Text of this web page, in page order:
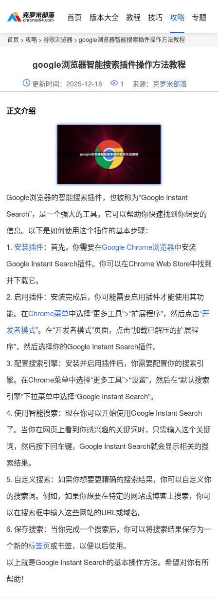
首页 版本大全 教程 技巧 攻略 专题
首页 > 攻略 > 谷歌浏览器 > google浏览器智能搜索插件操作方法教程
google浏览器智能搜索插件操作方法教程
更新时间：2025-12-18 1 来源： 克罗米部落
正文介绍
Google浏览器的智能搜索插件，也被称为“Google Instant
Search”，是一个强大的工具，它可以帮助你快速找到你想要的
信息。以下是如何使用这个插件的基本步骤：
1. 安装插件：首先，你需要在Google Chrome浏览器中安装
Google Instant Search插件。你可以在Chrome Web Store中找到
并下载它。
2. 启用插件：安装完成后，你可能需要启用插件才能使用其功
能。在Chrome菜单中选择“更多工具”>“扩展程序”，然后点击“开
发者模式”。在“开发者模式”页面，点击“加载已解压的扩展程
序”，然后选择你的Google Instant Search插件。
3. 配置搜索引擎：安装并启用插件后，你需要配置你的搜索引
擎。在Chrome菜单中选择“更多工具”>“设置”，然后在“默认搜索
引擎”下拉菜单中选择“Google Instant Search”。
4. 使用智能搜索：现在你可以开始使用Google Instant Search
了。当你在网页上看到你感兴趣的关键词时，只需输入这个关键
词，然后按下回车键，Google Instant Search就会显示相关的搜
索结果。
5. 自定义搜索：如果你想要更精确的搜索结果，你可以自定义你
的搜索词。例如，如果你想要在特定的网站或博客上搜索，你可
以在搜索框中输入这些网站的URL或域名。
6. 保存搜索：当你完成一个搜索后，你可以将搜索结果保存为一
个新的标签页或书签，以便以后使用。
以上就是Google Instant Search的基本操作方法。希望对你有所
帮助！